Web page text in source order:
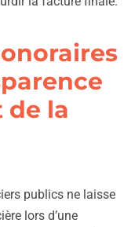
de la
publics ne laisse
lors d’une